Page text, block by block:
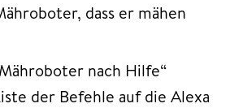
dass er mähen
nach Hilfe“
der Befehle auf die Alexa